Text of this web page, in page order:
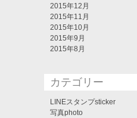
2015年12月
2015年11月
2015年10月
2015年9月
2015年8月
カテゴリー
LINEスタンプsticker
写真photo